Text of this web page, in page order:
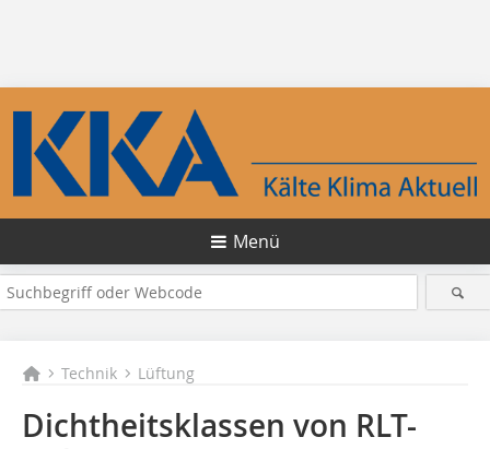
Menü
Technik Lüftung
Dichtheitsklassen von RLT-